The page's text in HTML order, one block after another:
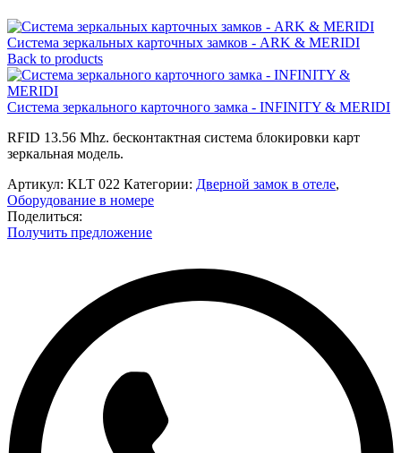
Система зеркальных карточных замков - ARK & MERIDI
Back to products
Система зеркального карточного замка - INFINITY & MERIDI
RFID 13.56 Mhz. бесконтактная система блокировки карт
зеркальная модель.
Артикул: KLT 022 Категории: Дверной замок в отеле,
Оборудование в номере
Поделиться:
Получить предложение